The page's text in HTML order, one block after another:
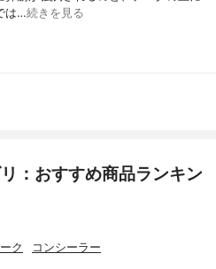
は…続きを見る
：おすすめ商品ランキン
ク コンシーラー